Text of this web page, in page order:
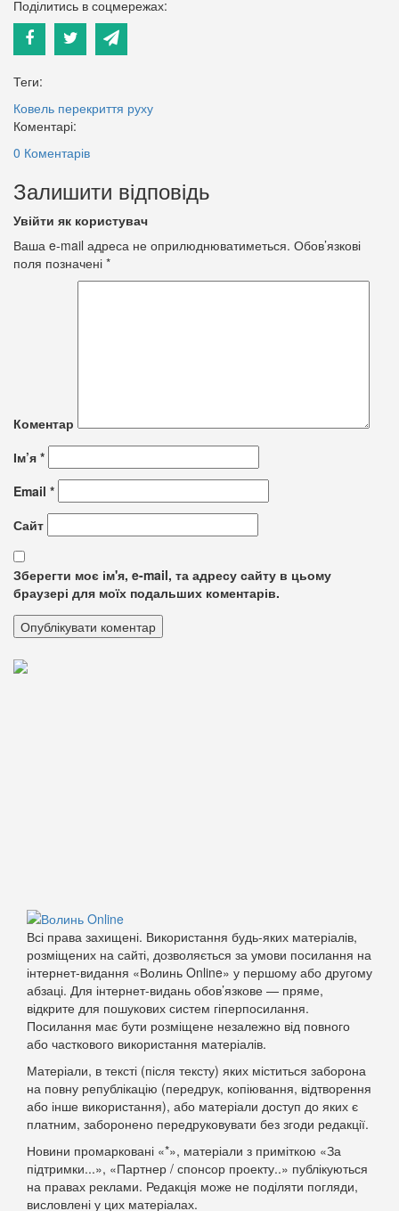
Поділитись в соцмережах:
Теги:
Ковель перекриття руху
Коментарі:
0 Коментарів
Залишити відповідь
Увійти як користувач
Ваша e-mail адреса не оприлюднюватиметься. Обов’язкові
поля позначені *
Коментар
Ім’я *
Email *
Сайт
Зберегти моє ім'я, e-mail, та адресу сайту в цьому
браузері для моїх подальших коментарів.
Всі права захищені. Використання будь-яких матеріалів,
розміщених на сайті, дозволяється за умови посилання на
інтернет-видання «Волинь Online» у першому або другому
абзаці. Для інтернет-видань обов’язкове — пряме,
відкрите для пошукових систем гіперпосилання.
Посилання має бути розміщене незалежно від повного
або часткового використання матеріалів.
Матеріали, в тексті (після тексту) яких міститься заборона
на повну републікацію (передрук, копіювання, відтворення
або інше використання), або матеріали доступ до яких є
платним, заборонено передруковувати без згоди редакції.
Новини промарковані «*», матеріали з приміткою «За
підтримки...», «Партнер / спонсор проекту..» публікуються
на правах реклами. Редакція може не поділяти погляди,
висловлені у цих матеріалах.